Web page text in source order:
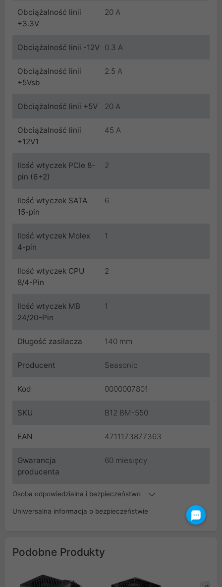
Obciążalność linii
+3.3V
20 A
Obciążalność linii -12V 0.3 A
Obciążalność linii
+5Vsb
2.5 A
Obciążalność linii +5V 20 A
Obciążalność linii
+12V1
45 A
Ilość wtyczek PCIe 8-
pin (6+2)
2
Ilość wtyczek SATA
15-pin
6
Ilość wtyczek Molex
4-pin
1
Ilość wtyczek CPU
8/4-Pin
2
Ilość wtyczek MB
24/20-Pin
1
Długość zasilacza 140 mm
Producent Seasonic
Kod 0000007801
SKU B12 BM-550
EAN 4711173877363
Gwarancja
producenta
60 miesięcy
Osoba odpowiedzialna i bezpieczeństwo
Uniwersalna informacja o bezpieczeństwie
Podobne Produkty